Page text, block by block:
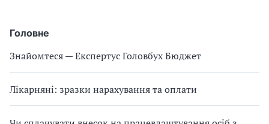
Головне
Знайомтеся — Експертус Головбух Бюджет
Лікарняні: зразки нарахування та оплати